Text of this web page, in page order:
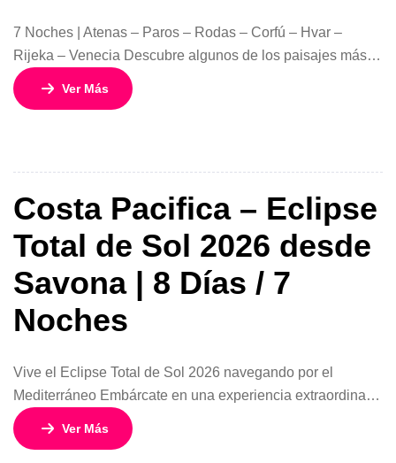
7 Noches | Atenas – Paros – Rodas – Corfú – Hvar –
Rijeka – Venecia Descubre algunos de los paisajes más
cautivadores del Mediterráneo en una exclusiva travesía
de 7 noches a bordo de EXPLORA II. Este itinerario
Ver Más
Costa Pacifica – Eclipse
Total de Sol 2026 desde
Savona | 8 Días / 7
Noches
Vive el Eclipse Total de Sol 2026 navegando por el
Mediterráneo Embárcate en una experiencia extraordinaria
a bordo del elegante Costa Pacifica y disfruta del
impresionante Eclipse Total de Sol 2026 desde el corazón
Ver Más